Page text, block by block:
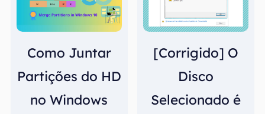
Como Juntar
Partições do HD
no Windows
[Corrigido] O
Disco
Selecionado é